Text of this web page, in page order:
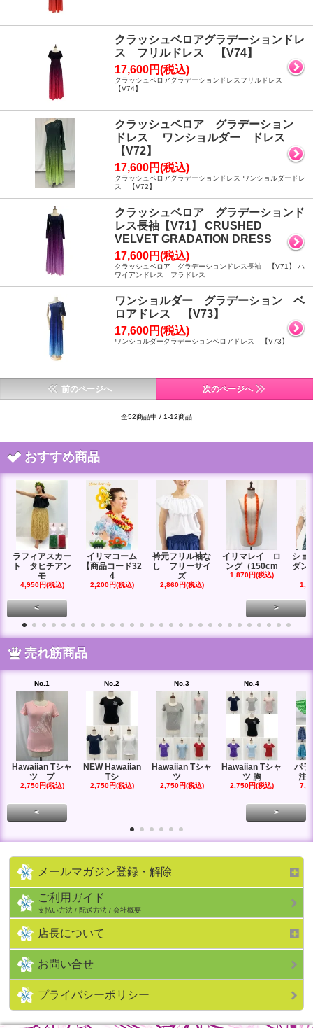
クラッシュベロアグラデーションドレ
ス フリルドレス 【V74】
17,600円(税込)
クラッシュベロアグラデーションドレスフリルドレス
【V74】
クラッシュベロア グラデーション
ドレス ワンショルダー ドレス
【V72】
17,600円(税込)
クラッシュベロアグラデーションドレス ワンショルダードレ
ス 【V72】
クラッシュベロア グラデーションド
レス長袖【V71】 CRUSHED
VELVET GRADATION DRESS
17,600円(税込)
クラッシュベロア グラデーションドレス長袖 【V71】 ハ
ワイアンドレス フラドレス
ワンショルダー グラデーション ベ
ロアドレス 【V73】
17,600円(税込)
ワンショルダーグラデーションベロアドレス 【V73】
前のページへ 次のページへ
全52商品中 / 1-12商品
おすすめ商品
ラフィアスカー
ト タヒチアン
モ
4,950円(税込)
イリマコーム
【商品コード32
4
2,200円(税込)
衿元フリル袖な
し フリーサイ
ズ
2,860円(税込)
イリマレイ ロ
ング（150cm
1,870円(税込)
ショ
ダン
< >
売れ筋商品
No.1
Hawaiian Tシャ
ツ プ
2,750円(税込)
No.2
NEW Hawaiian
Tシ
2,750円(税込)
No.3
Hawaiian Tシャ
ツ
2,750円(税込)
No.4
Hawaiian Tシャ
ツ 胸
2,750円(税込)
パラ
注
< >
メールマガジン登録・解除
ご利用ガイド
支払い方法 / 配送方法 / 会社概要
店長について
お問い合せ
プライバシーポリシー